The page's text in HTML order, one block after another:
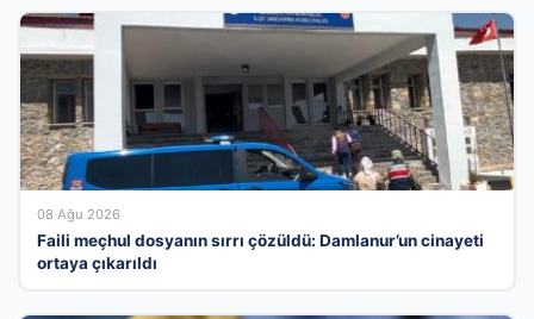
08 Ağu 2026
Faili meçhul dosyanın sırrı çözüldü: Damlanur’un cinayeti
ortaya çıkarıldı